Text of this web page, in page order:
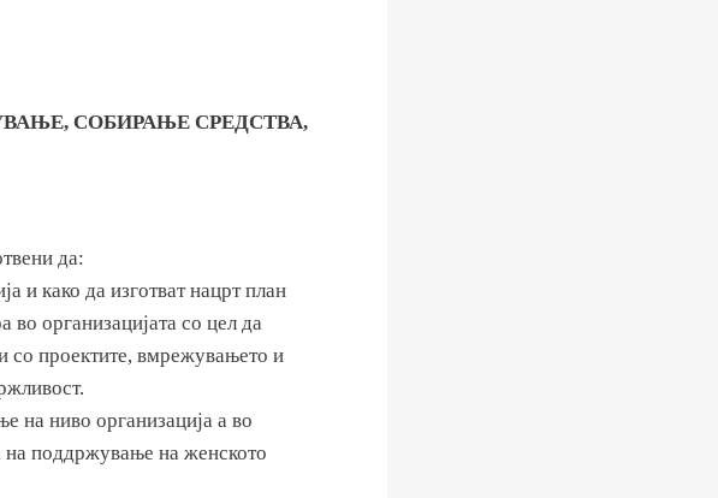
СОБИРАЊЕ СРЕДСТВА,
да:
и како да изготват нацрт план
во организацијата со цел да
со проектите, вмрежувањето и
на ниво организација а во
на поддржување на женското